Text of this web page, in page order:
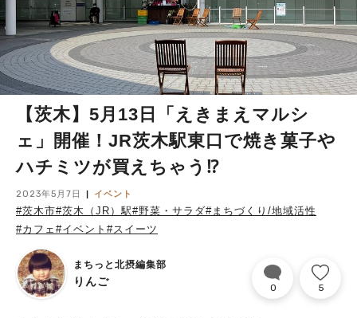
【茨木】5月13日「えきまえマルシ
ェ」開催！JR茨木駅東口で焼き菓子や
ハチミツが買えちゃう⁉
2023年5月7日 イベント
#茨木市#茨木（JR）駅#野菜・サラダ#まちづくり/地域活性
#カフェ #イベント #スイーツ
まちっと北摂編集部
りんご 0 5